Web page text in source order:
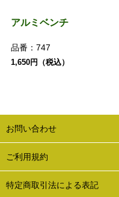
アルミベンチ
品番： 747
1,650円（税込）
お問い合わせ
ご利用規約
特定商取引法による表記